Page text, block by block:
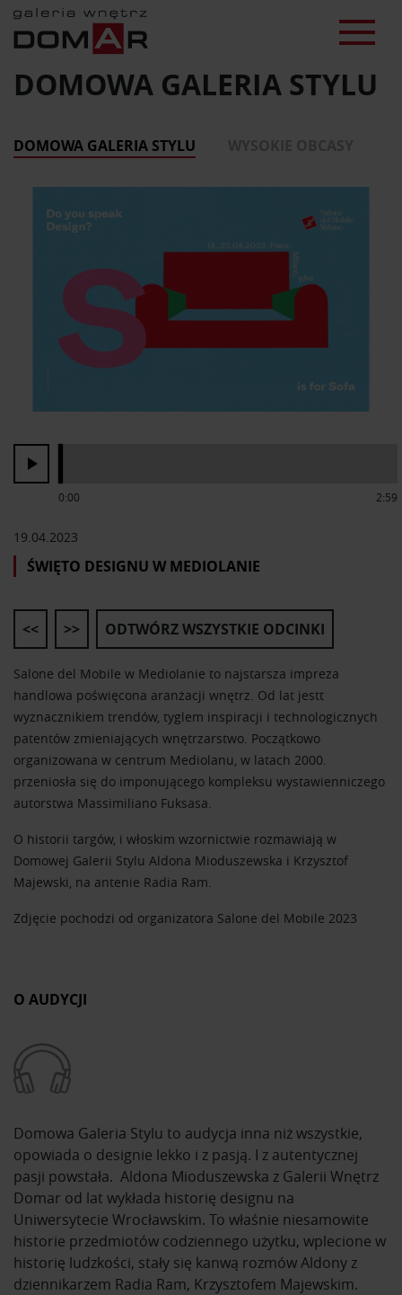
DOMOWA GALERIA STYLU
DOMOWA GALERIA STYLU
19.04.2023
ŚWIĘTO DESIGNU W MEDIOLANIE
Salone del Mobile w Mediolanie to najstarsza impreza
handlowa poświęcona aranżacji wnętrz. Od lat jestt
wyznacznikiem trendów, tyglem inspiracji i technologicznych
patentów zmieniających wnętrzarstwo. Początkowo
organizowana w centrum Mediolanu, w latach 2000.
przeniosła się do imponującego kompleksu wystawienniczego
autorstwa Massimiliano Fuksasa.
O historii targów, i włoskim wzornictwie rozmawiają w
Domowej Galerii Stylu Aldona Mioduszewska i Krzysztof
Majewski, na antenie Radia Ram.
Zdjęcie pochodzi od organizatora Salone del Mobile 2023
0:00 2:59
<< >> ODTWÓRZ WSZYSTKIE ODCINKI
O AUDYCJI
Domowa Galeria Stylu to audycja inna niż wszystkie,
opowiada o designie lekko i z pasją. I z autentycznej
pasji powstała. Aldona Mioduszewska z Galerii Wnętrz
Domar od lat wykłada historię designu na
Uniwersytecie Wrocławskim. To właśnie niesamowite
historie przedmiotów codziennego użytku, wplecione w
historię ludzkości, stały się kanwą rozmów Aldony z
dziennikarzem Radia Ram, Krzysztofem Majewskim.